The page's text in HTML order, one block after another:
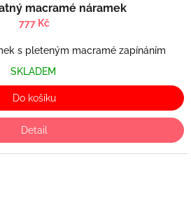
macramé náramek
777 Kč
s pleteným macramé zapínáním
SKLADEM
Do košíku
Detail